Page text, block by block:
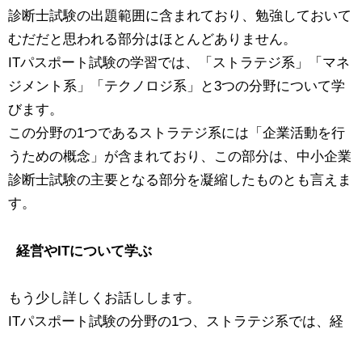
診断士試験の出題範囲に含まれており、勉強しておいて
むだだと思われる部分はほとんどありません。
ITパスポート試験の学習では、「ストラテジ系」「マネ
ジメント系」「テクノロジ系」と3つの分野について学
びます。
この分野の1つであるストラテジ系には「企業活動を行
うための概念」が含まれており、この部分は、中小企業
診断士試験の主要となる部分を凝縮したものとも言えま
す。
経営やITについて学ぶ
もう少し詳しくお話しします。
ITパスポート試験の分野の1つ、ストラテジ系では、経